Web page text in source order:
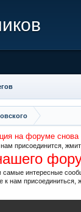
на форуме снова
нам присоединится,
самые интересные
к нам присоединиться,